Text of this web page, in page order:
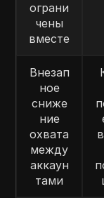
ограни
чены
вместе
Внезап
ное
сниже
ние
охвата
между
аккаун
тами